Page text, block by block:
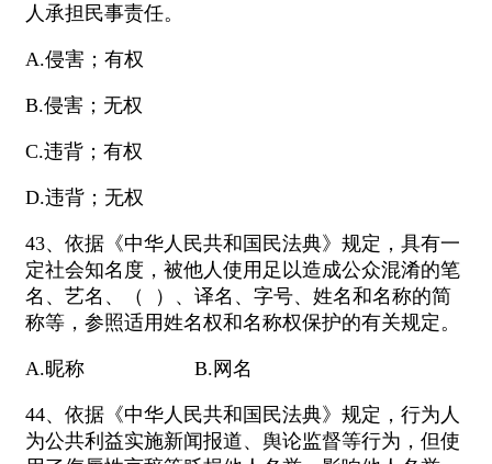
人承担民事责任。
A.侵害；有权
B.侵害；无权
C.违背；有权
D.违背；无权
43、依据《中华人民共和国民法典》规定，具有一
定社会知名度，被他人使用足以造成公众混淆的笔
名、艺名、（ ）、译名、字号、姓名和名称的简
称等，参照适用姓名权和名称权保护的有关规定。
A.昵称 B.网名
44、依据《中华人民共和国民法典》规定，行为人
为公共利益实施新闻报道、舆论监督等行为，但使